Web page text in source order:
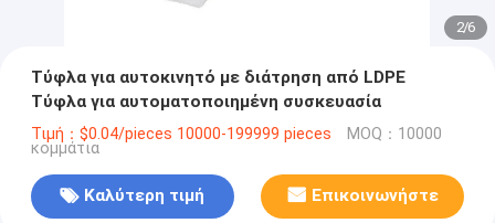
2/6
Τύφλα για αυτοκινητό με διάτρηση από LDPE
Τύφλα για αυτοματοποιημένη συσκευασία
Τιμή：$0.04/pieces 10000-199999 pieces MOQ：10000
κομμάτια
Καλύτερη τιμή Επικοινωνήστε